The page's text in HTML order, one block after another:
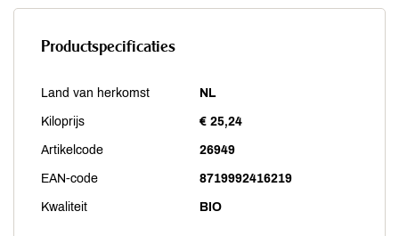
Productspecificaties
Land van herkomst NL
Kiloprijs € 25,24
Artikelcode 26949
EAN-code 8719992416219
Kwaliteit BIO